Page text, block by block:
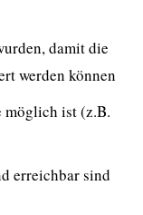
damit die
werden können
möglich ist (z.B.
erreichbar sind